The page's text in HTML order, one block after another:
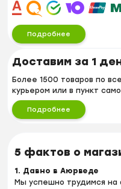
Подробнее
Доставим за 1
Более 1500 товаров по
курьером или в пункт
Подробнее
5 фактов о
1. Давно в Аюрведе
Мы успешно трудимся на